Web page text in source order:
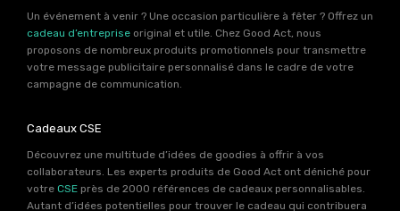
Un événement à venir ? Une occasion particulière à fêter ? Offrez un
cadeau d’entreprise original et utile. Chez Good Act, nous
proposons de nombreux produits promotionnels pour transmettre
votre message publicitaire personnalisé dans le cadre de votre
campagne de communication.
Cadeaux CSE
Découvrez une multitude d’idées de goodies à offrir à vos
collaborateurs. Les experts produits de Good Act ont déniché pour
votre CSE près de 2000 références de cadeaux personnalisables.
Autant d’idées potentielles pour trouver le cadeau qui contribuera